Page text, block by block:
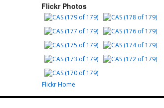
Flickr Photos
Flickr Home